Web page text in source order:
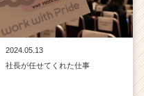
2024.05.13
社長が任せてくれた仕事